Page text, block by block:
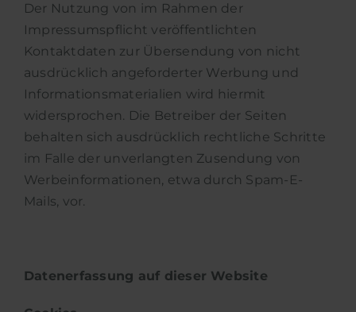
Der Nutzung von im Rahmen der
Impressumspflicht veröffentlichten
Kontaktdaten zur Übersendung von nicht
ausdrücklich angeforderter Werbung und
Informationsmaterialien wird hiermit
widersprochen. Die Betreiber der Seiten
behalten sich ausdrücklich rechtliche Schritte
im Falle der unverlangten Zusendung von
Werbeinformationen, etwa durch Spam-E-
Mails, vor.
Datenerfassung auf dieser Website